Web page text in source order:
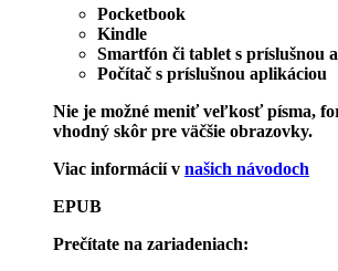
Pocketbook
Kindle
Smartfón či tablet s príslušnou
Počítač s príslušnou aplikáciou
Nie je možné meniť veľkosť písma,
vhodný skôr pre väčšie obrazovky.
Viac informácií v našich návodoch
EPUB
Prečítate na zariadeniach: